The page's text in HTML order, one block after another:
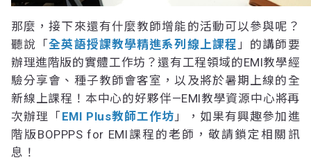
那麼，接下來還有什麼教師增能的活動可以參與呢？
聽說「全英語授課教學精進系列線上課程 」的講師要
辦理進階版的實體工作坊？還有工程領域的EMI教學經
驗分享會、種子教師會客室，以及將於暑期上線的全
新線上課程！本中心的好夥伴—EMI教學資源中心將再
次辦理「EMI Plus教師工作坊 」，如果有興趣參加進
階版BOPPPS for EMI課程的老師，敬請鎖定相關訊
息！